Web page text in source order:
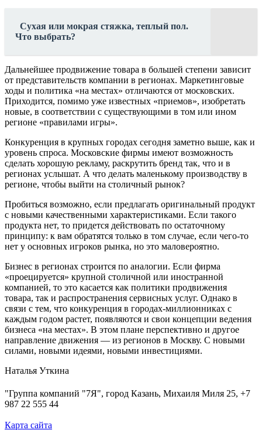
Сухая или мокрая стяжка, теплый пол.
Что выбрать?
Дальнейшее продвижение товара в большей степени зависит
от представительств компании в регионах. Маркетинговые
ходы и политика «на местах» отличаются от московских.
Приходится, помимо уже известных «приемов», изобретать
новые, в соответствии с существующими в том или ином
регионе «правилами игры».
Конкуренция в крупных городах сегодня заметно выше, как и
уровень спроса. Московские фирмы имеют возможность
сделать хорошую рекламу, раскрутить бренд так, что и в
регионах услышат. А что делать маленькому производству в
регионе, чтобы выйти на столичный рынок?
Пробиться возможно, если предлагать оригинальный продукт
с новыми качественными характеристиками. Если такого
продукта нет, то придется действовать по остаточному
принципу: к вам обратятся только в том случае, если чего-то
нет у основных игроков рынка, но это маловероятно.
Бизнес в регионах строится по аналогии. Если фирма
«проецируется» крупной столичной или иностранной
компанией, то это касается как политики продвижения
товара, так и распространения сервисных услуг. Однако в
связи с тем, что конкуренция в городах-миллионниках с
каждым годом растет, появляются и свои концепции ведения
бизнеса «на местах». В этом плане перспективно и другое
направление движения — из регионов в Москву. С новыми
силами, новыми идеями, новыми инвестициями.
Наталья Уткина
"Группа компаний "7Я", город Казань, Михаиля Миля 25, +7
987 22 555 44
Карта сайта